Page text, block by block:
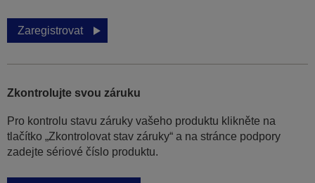
Zaregistrovat
Zkontrolujte svou záruku
Pro kontrolu stavu záruky vašeho produktu klikněte na
tlačítko „Zkontrolovat stav záruky“ a na stránce podpory
zadejte sériové číslo produktu.